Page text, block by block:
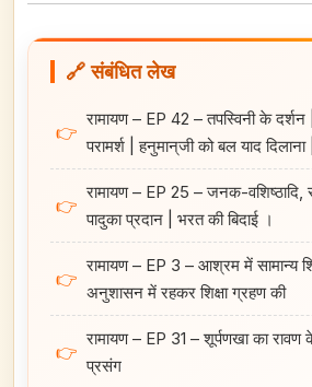
🔗 संबंधित लेख
👉
रामायण – EP 42 – तपस्विनी के
परामर्श | हनुमान्‌जी को बल याद दिलाना |
👉
रामायण – EP 25 – जनक-वशिष्ठादि,
पादुका प्रदान | भरत की बिदाई ।
👉
रामायण – EP 3 – आश्रम में सामान्य
अनुशासन में रहकर शिक्षा ग्रहण की
👉
रामायण – EP 31 – शूर्पणखा का रावण
प्रसंग